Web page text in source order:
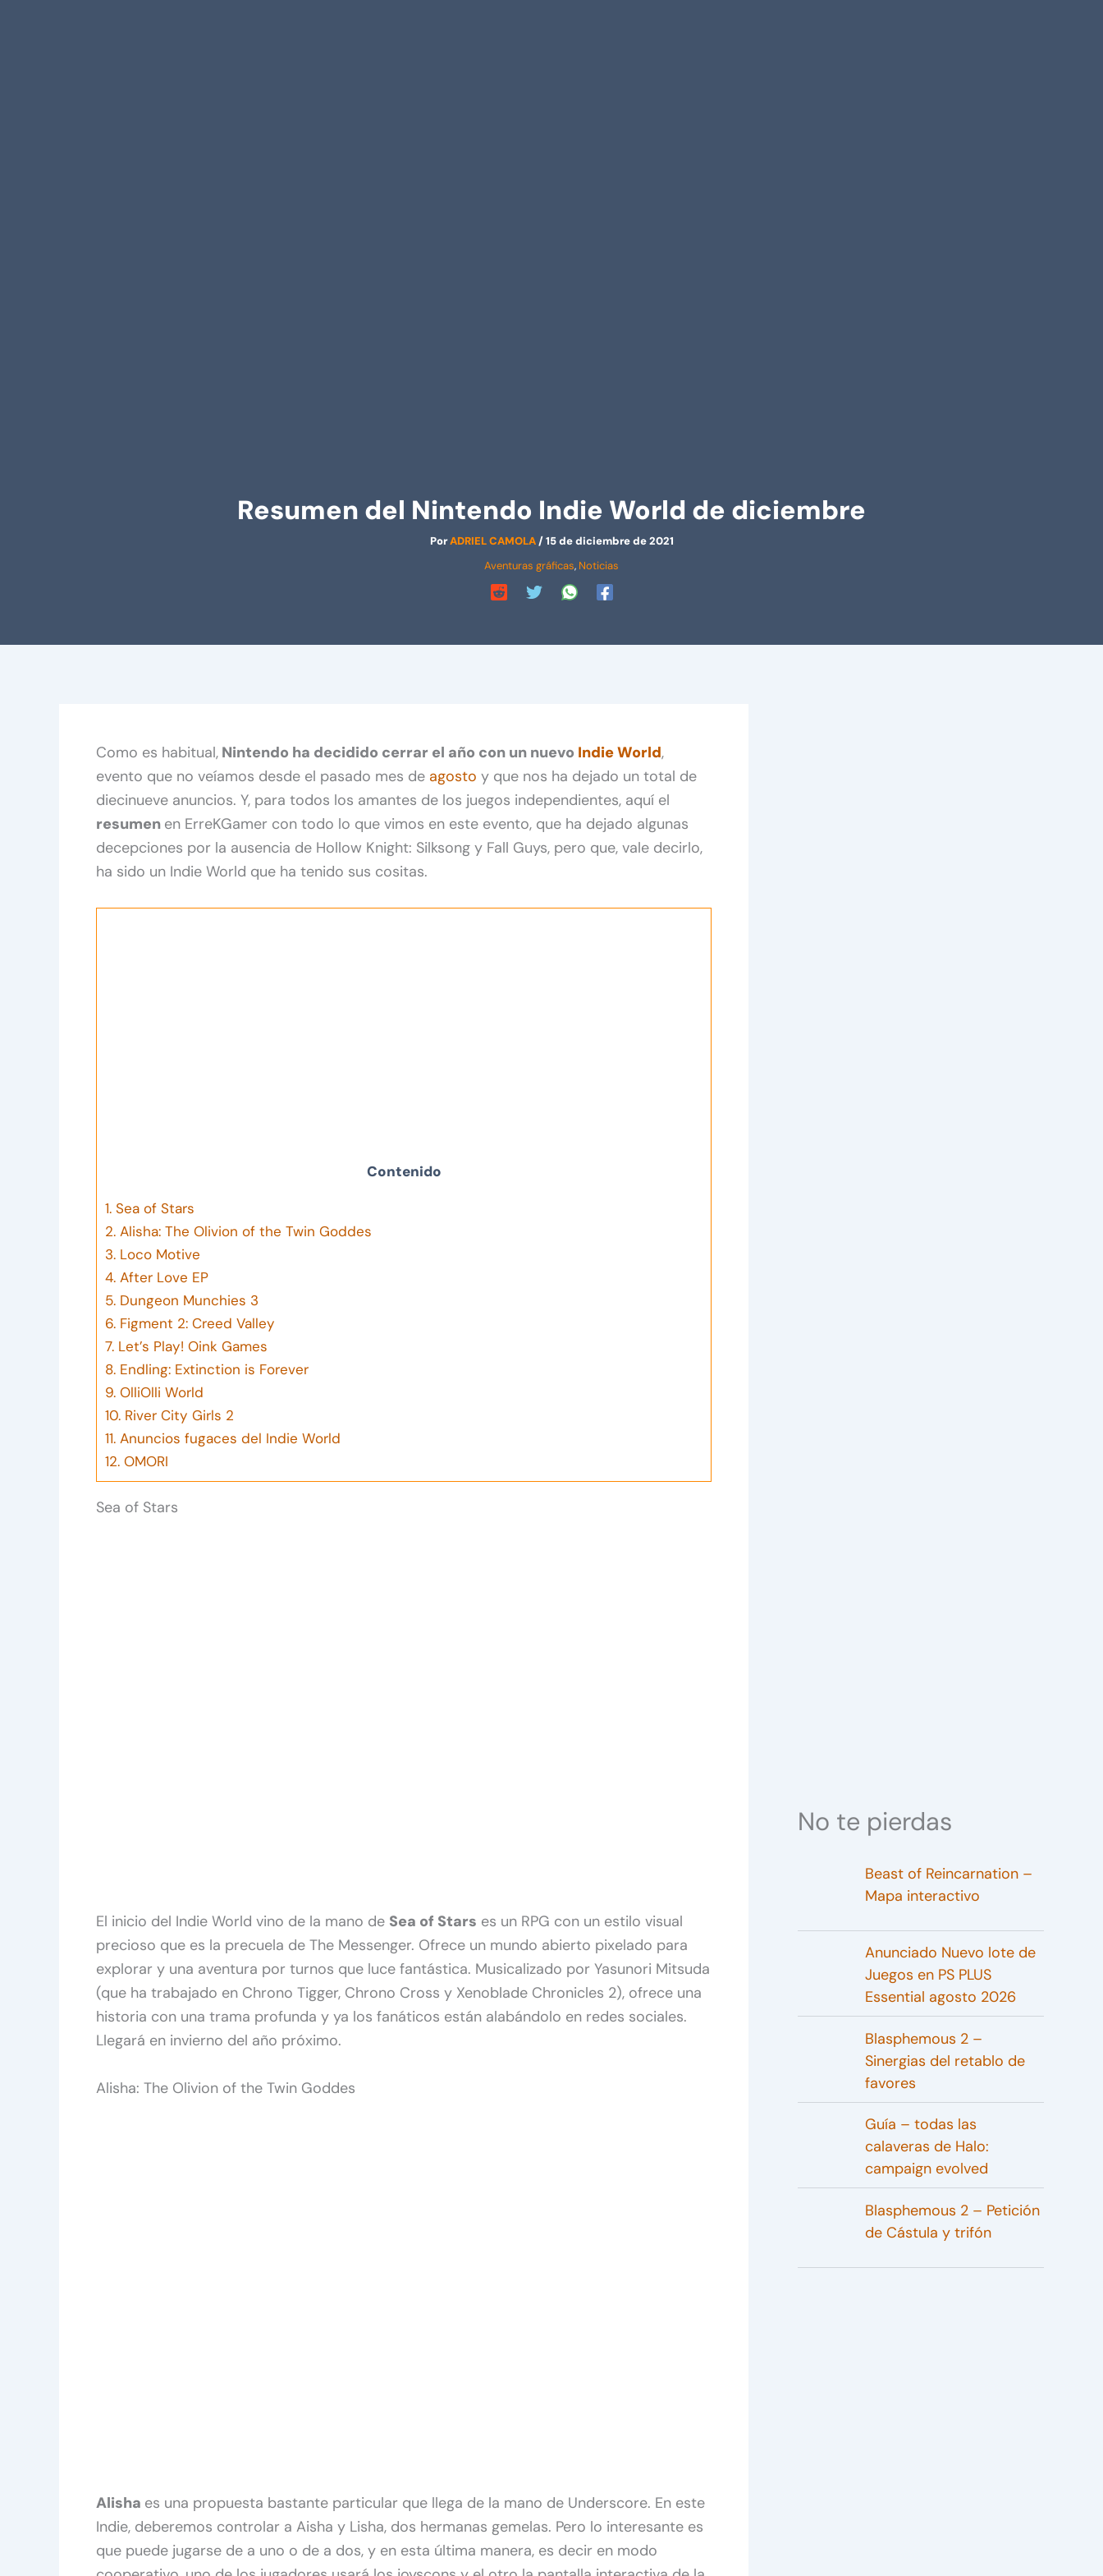
Resumen del Nintendo Indie World de diciembre
PorADRIEL CAMOLA/15 de diciembre de 2021
Aventuras gráficas, Noticias
Como es habitual, Nintendo ha decidido cerrar el año con un nuevo Indie World,
evento que no veíamos desde el pasado mes de agosto y que nos ha dejado un total de
diecinueve anuncios. Y, para todos los amantes de los juegos independientes, aquí el
resumen en ErreKGamer con todo lo que vimos en este evento, que ha dejado algunas
decepciones por la ausencia de Hollow Knight: Silksong y Fall Guys, pero que, vale decirlo,
ha sido un Indie World que ha tenido sus cositas.
Contenido
1. Sea of Stars
2. Alisha: The Olivion of the Twin Goddes
3. Loco Motive
4. After Love EP
5. Dungeon Munchies 3
6. Figment 2: Creed Valley
7. Let’s Play! Oink Games
8. Endling: Extinction is Forever
9. OlliOlli World
10. River City Girls 2
11. Anuncios fugaces del Indie World
12. OMORI
Sea of Stars
El inicio del Indie World vino de la mano de Sea of Stars es un RPG con un estilo visual
precioso que es la precuela de The Messenger. Ofrece un mundo abierto pixelado para
explorar y una aventura por turnos que luce fantástica. Musicalizado por Yasunori Mitsuda
(que ha trabajado en Chrono Tigger, Chrono Cross y Xenoblade Chronicles 2), ofrece una
historia con una trama profunda y ya los fanáticos están alabándolo en redes sociales.
Llegará en invierno del año próximo.
Alisha: The Olivion of the Twin Goddes
Alisha es una propuesta bastante particular que llega de la mano de Underscore. En este
Indie, deberemos controlar a Aisha y Lisha, dos hermanas gemelas. Pero lo interesante es
que puede jugarse de a uno o de a dos, y en esta última manera, es decir en modo
No te pierdas
Beast of Reincarnation –
Mapa interactivo
Anunciado Nuevo lote de
Juegos en PS PLUS
Essential agosto 2026
Blasphemous 2 –
Sinergias del retablo de
favores
Guía – todas las
calaveras de Halo:
campaign evolved
Blasphemous 2 – Petición
de Cástula y trifón